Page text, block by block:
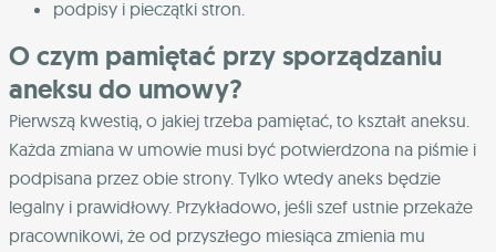
podpisy i pieczątki stron.
O czym pamiętać przy sporządzaniu
aneksu do umowy?
Pierwszą kwestią, o jakiej trzeba pamiętać, to kształt aneksu.
Każda zmiana w umowie musi być potwierdzona na piśmie i
podpisana przez obie strony. Tylko wtedy aneks będzie
legalny i prawidłowy. Przykładowo, jeśli szef ustnie przekaże
pracownikowi, że od przyszłego miesiąca zmienia mu